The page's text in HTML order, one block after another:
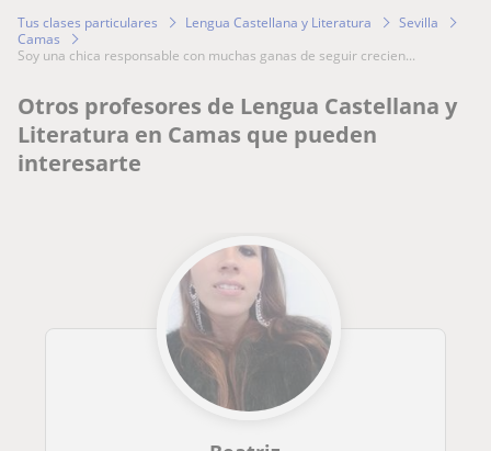
Tus clases particulares Lengua Castellana y Literatura
Sevilla
Camas
soy una chica responsable con muchas ganas de seguir crecien...
Otros profesores de Lengua Castellana y
Literatura en Camas que pueden
interesarte